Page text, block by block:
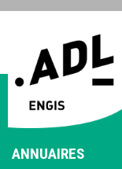
ANNUAIRES